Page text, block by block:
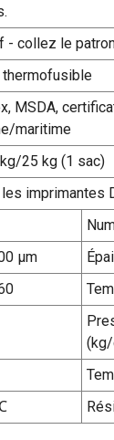
- collez le
thermofusible
MSDA,
maritime
25 kg (1 sac)
imprimantes
µm